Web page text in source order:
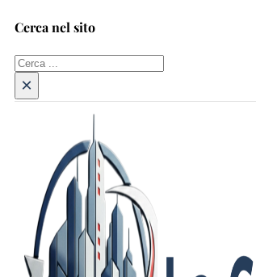
Cerca nel sito
Cerca
×